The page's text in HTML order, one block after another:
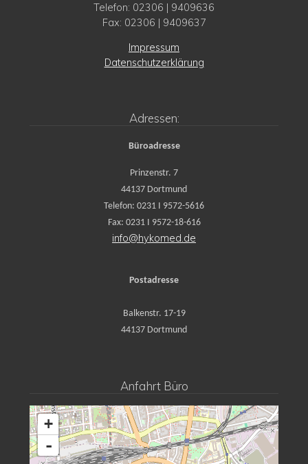
Telefon: 02306 | 9409636
Fax: 02306 | 9409637
Impressum
Datenschutzerklärung
Adressen:
Büroadresse
Prinzenstr. 7
44137 Dortmund
Telefon: 0231 I 9572-5616
Fax: 0231 I 9572-18-616
info@hykomed.de
Postadresse
Balkenstr. 17-19
44137 Dortmund
Anfahrt Büro
+
-